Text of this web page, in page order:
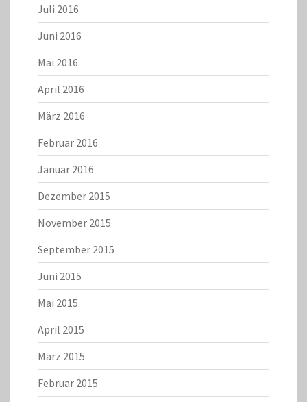
Juli 2016
Juni 2016
Mai 2016
April 2016
März 2016
Februar 2016
Januar 2016
Dezember 2015
November 2015
September 2015
Juni 2015
Mai 2015
April 2015
März 2015
Februar 2015